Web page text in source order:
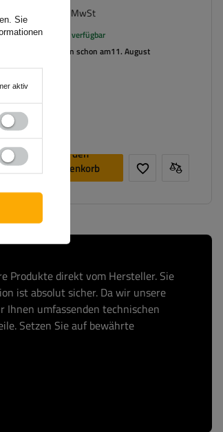
24,29 € inkl. MwSt
Große Menge verfügbar
Wir versenden schon am11. August
In den
Warenkorb
legen
Produkte direkt vom Hersteller. Sie
ist absolut sicher. Da wir unsere
umfassenden technischen
Setzen Sie auf bewährte
Sie
aktiv